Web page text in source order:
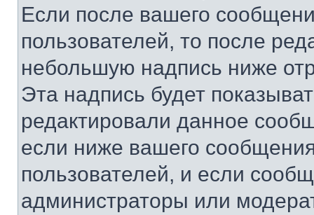
Если после вашего
пользователей, то после
небольшую надпись ниже
Эта надпись будет
редактировали данное
если ниже вашего
пользователей, и если
администраторы или